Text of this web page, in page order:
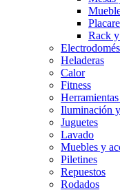
Rack
Heladeras
Calor
Fitness
Iluminación
Juguetes
Lavado
Muebles y
Piletines
Repuestos
Rodados